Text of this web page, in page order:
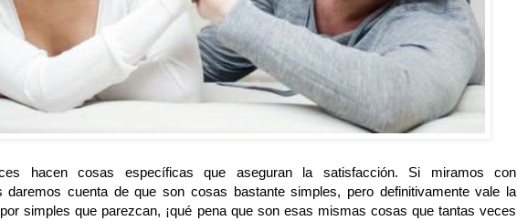
hacen cosas específicas que aseguran la satisfacción. Si miramos con
daremos cuenta de que son cosas bastante simples, pero definitivamente vale la
simples que parezcan, ¡qué pena que son esas mismas cosas que tantas veces